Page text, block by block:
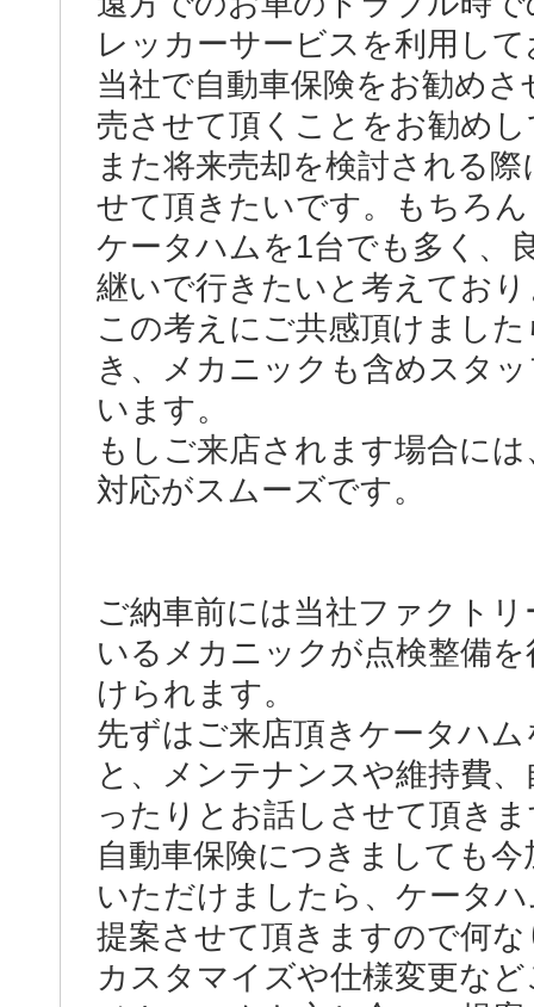
レッカーサービスを利用し
当社で自動車保険をお勧め
売させて頂くことをお勧め
また将来売却を検討される
せて頂きたいです。もちろ
ケータハムを1台でも多く、
継いで行きたいと考えてお
この考えにご共感頂けまし
き、メカニックも含めスタ
います。
もしご来店されます場合に
対応がスムーズです。
ご納車前には当社ファクト
いるメカニックが点検整備
けられます。
先ずはご来店頂きケータハ
と、メンテナンスや維持費
ったりとお話しさせて頂き
自動車保険につきましても
いただけましたら、ケータ
提案させて頂きますので何
カスタマイズや仕様変更な